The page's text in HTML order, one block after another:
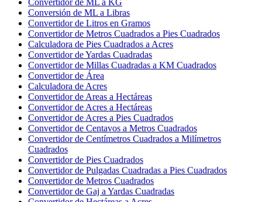
Conversión de ML a Libras
Convertidor de Litros en Gramos
Convertidor de Metros Cuadrados a Pies Cuadrados
Calculadora de Pies Cuadrados a Acres
Convertidor de Yardas Cuadradas
Convertidor de Millas Cuadradas a KM Cuadrados
Convertidor de Área
Calculadora de Acres
Convertidor de Areas a Hectáreas
Convertidor de Acres a Hectáreas
Convertidor de Acres a Pies Cuadrados
Convertidor de Centavos a Metros Cuadrados
Convertidor de Centímetros Cuadrados a Milímetros
Cuadrados
Convertidor de Pies Cuadrados
Convertidor de Pulgadas Cuadradas a Pies Cuadrados
Convertidor de Metros Cuadrados
Convertidor de Gaj a Yardas Cuadradas